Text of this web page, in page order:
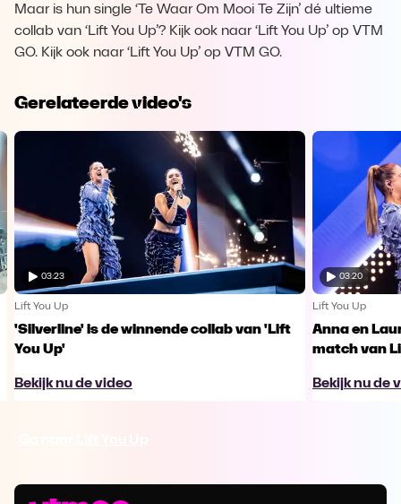
Maar is hun single ‘Te Waar Om Mooi Te Zijn’ dé ultieme
collab van ‘Lift You Up’? Kijk ook naar ‘Lift You Up’ op VTM
GO. Kijk ook naar ‘Lift You Up’ op VTM GO.
Gerelateerde video's
03:23
Lift You Up
'Silverline' is de winnende collab van 'Lift
You Up'
Bekijk nu de video
03:20
Lift You Up
Anna en
match van
Bekijk nu de